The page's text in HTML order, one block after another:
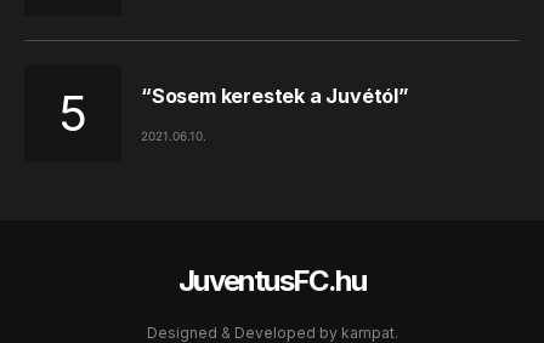
“Sosem kerestek a Juvétól”
2021.06.10.
JuventusFC.hu
Designed & Developed by kampat.